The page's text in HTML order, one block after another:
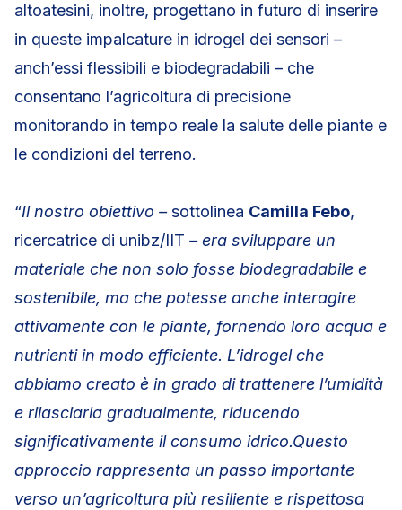
altoatesini, inoltre, progettano in futuro di inserire
in queste impalcature in idrogel dei sensori –
anch’essi flessibili e biodegradabili – che
consentano l’agricoltura di precisione
monitorando in tempo reale la salute delle piante e
le condizioni del terreno.
“Il nostro obiettivo –sottolinea Camilla Febo,
ricercatrice di unibz/IIT – era sviluppare un
materiale che non solo fosse biodegradabile e
sostenibile, ma che potesse anche interagire
attivamente con le piante, fornendo loro acqua e
nutrienti in modo efficiente. L’idrogel che
abbiamo creato è in grado di trattenere l’umidità
e rilasciarla gradualmente, riducendo
significativamente il consumo idrico.Questo
approccio rappresenta un passo importante
verso un’agricoltura più resiliente e rispettosa